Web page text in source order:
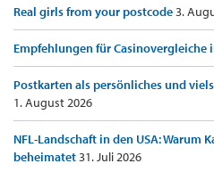
Real girls from your postcode3.
Empfehlungen für Casinovergleiche
Postkarten als persönliches und
1. August 2026
NFL-Landschaft in den USA: Warum
beheimatet31. Juli 2026